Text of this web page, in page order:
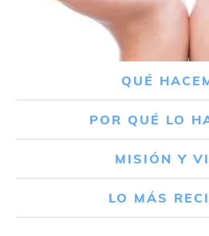
QUÉ
POR QUÉ LO
MISIÓN Y
LO MÁS